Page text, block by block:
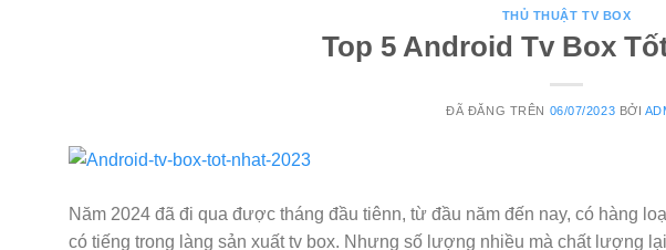
THỦ THUẬT TV BOX
Top 5 Android Tv Box
ĐÃ ĐĂNG TRÊN 06/07/2023 BỞI
Năm 2024 đã đi qua được tháng đầu tiênn, từ đầu năm đến nay, có hàng
có tiếng trong làng sản xuất tv box. Nhưng số lượng nhiều mà chất lượng